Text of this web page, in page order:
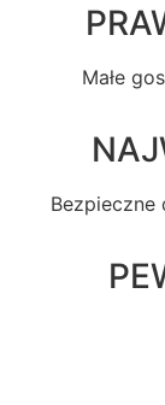
Małe
Bezpieczne